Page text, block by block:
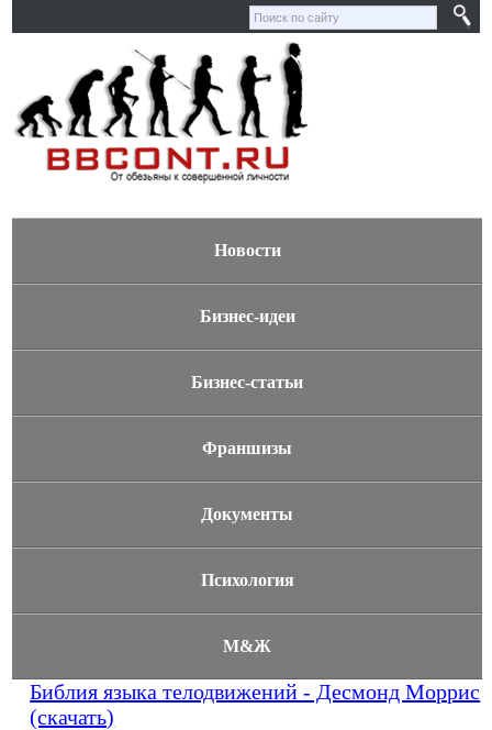
Новости
Бизнес-идеи
Бизнес-статьи
Франшизы
Документы
Психология
М&Ж
Библия языка телодвижений - Десмонд Моррис
(скачать)